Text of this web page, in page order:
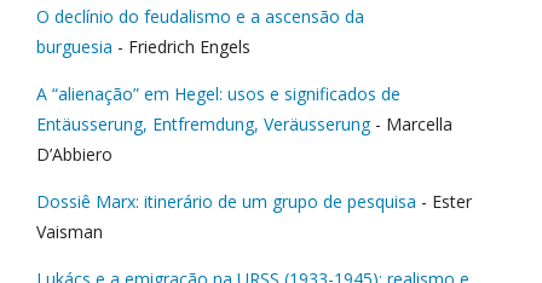
O declínio do feudalismo e a ascensão da
burguesia - Friedrich Engels
A “alienação” em Hegel: usos e significados de
Entäusserung, Entfremdung, Veräusserung- Marcella
D’Abbiero
Dossiê Marx: itinerário de um grupo de pesquisa - Ester
Vaisman